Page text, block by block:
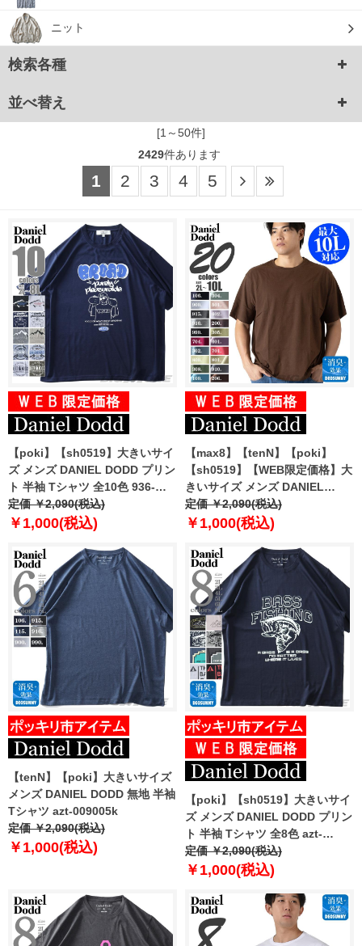
ニット
検索各種
並べ替え
[1～50件]
2429件あります
1 2 3 4 5
【poki】【sh0519】大きいサイ
ズ メンズ DANIEL DODD プリン
ト 半袖 Tシャツ 全10色 936-
t2202pt4
定価 ￥2,090(税込)
￥1,000(税込)
【max8】【tenN】【poki】
【sh0519】【WEB限定価格】大
きいサイズ メンズ DANIEL
DODD 半袖 Tシャツ 無地 半袖T
シャツ 10L対応 azt-009005 緊急
定価 ￥2,090(税込)
￥1,000(税込)
【tenN】【poki】大きいサイズ
メンズ DANIEL DODD 無地 半袖
Tシャツ azt-009005k
定価 ￥2,090(税込)
￥1,000(税込)
【poki】【sh0519】大きいサイ
ズ メンズ DANIEL DODD プリン
ト 半袖 Tシャツ 全8色 azt-
2202pt4
定価 ￥2,090(税込)
￥1,000(税込)